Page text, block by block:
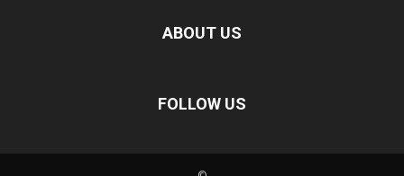
ABOUT US
FOLLOW US